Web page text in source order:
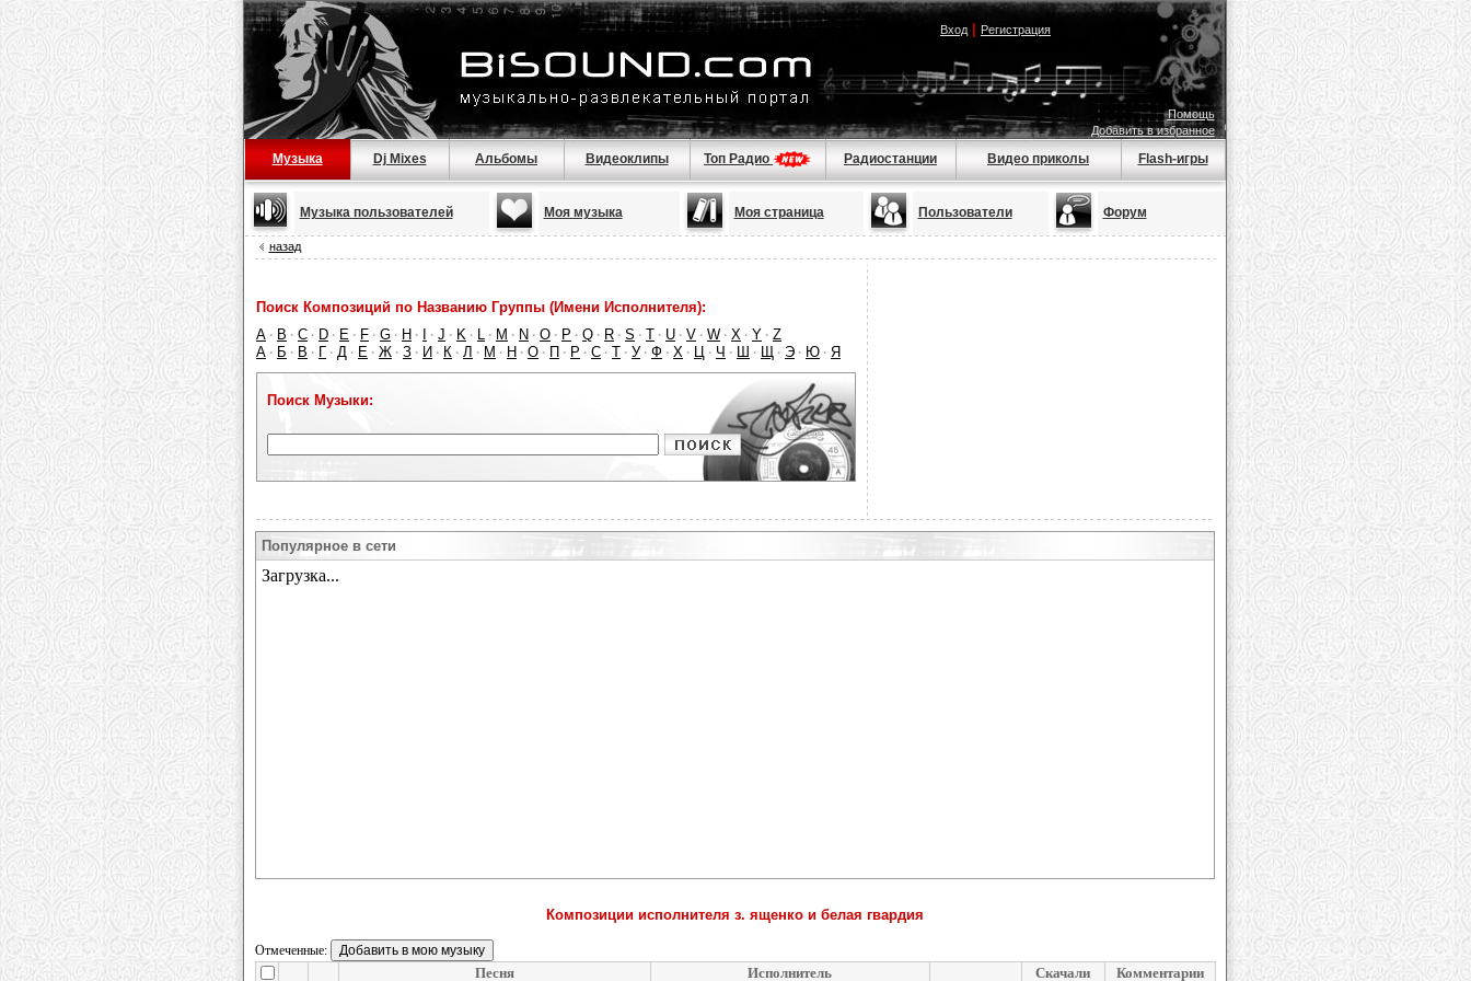
Вход| Регистрация
Помощь
Добавить в избранное
Музыка Dj Mixes Альбомы Видеоклипы Топ Радио Радиостанции Видео приколы Flash-игры
Музыка пользователей Моя музыка Моя страница Пользователи Форум
назад
Поиск Композиций по Названию Группы (Имени Исполнителя):
A · B · C · D · E · F · G · H · · J · K · L · M · N · O · P · Q · R · S · T · U · V · W · X · Y · Z
А · Б · В · Г · Д · Е · Ж · З · И · К · Л · М · Н · О · П · Р · С · Т · У · Ф · Х · Ц · Ч · Ш · Щ · Э · Ю · Я
Поиск Музыки:
Популярное в сети
Композиции исполнителя з. ященко и белая гвардия
Отмеченные:
Песня Исполнитель Скачали Комментарии